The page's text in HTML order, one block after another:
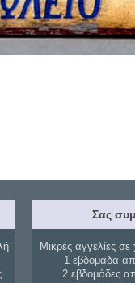
Σας
Μικρές αγγελίες σε
1 εβδομάδα
2 εβδομάδες